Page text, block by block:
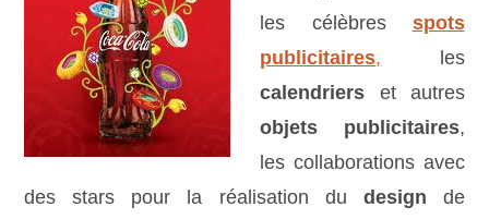
les célèbres spots
publicitaires, les
calendriers et autres
objets publicitaires,
les collaborations avec
des stars pour la réalisation du design de